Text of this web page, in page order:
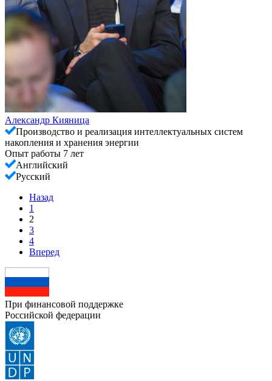
Александр Кияница
Производство и реализация интеллектуальных систем
накопления и хранения энергии
Опыт работы 7 лет
Английский
Русский
Назад
1
2
3
4
Вперед
При финансовой поддержке
Российской федерации